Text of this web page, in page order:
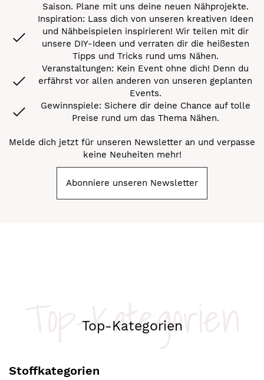
Saison. Plane mit uns deine neuen Nähprojekte.
Inspiration: Lass dich von unseren kreativen Ideen
und Nähbeispielen inspirieren! Wir teilen mit dir
unsere DIY-Ideen und verraten dir die heißesten
Tipps und Tricks rund ums Nähen.
Veranstaltungen: Kein Event ohne dich! Denn du
erfährst vor allen anderen von unseren geplanten
Events.
Gewinnspiele: Sichere dir deine Chance auf tolle
Preise rund um das Thema Nähen.
Melde dich jetzt für unseren Newsletter an und verpasse
keine Neuheiten mehr!
Abonniere unseren Newsletter
Top-Kategorien
Top-Kategorien
Stoffkategorien